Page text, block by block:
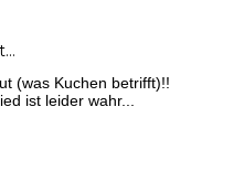
(was Kuchen betrifft)!!
ist leider wahr...